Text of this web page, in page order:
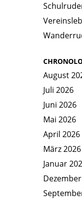
August
Juli 2026
Juni 2026
Mai 2026
April 2026
März 2026
Januar